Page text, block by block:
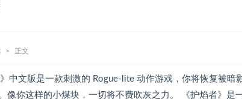
正文
》中文版是一款刺激的 Rogue-lite 动作游戏，你将恢复被
像你这样的小煤块，一切将不费吹灰之力。 《护焰者》是